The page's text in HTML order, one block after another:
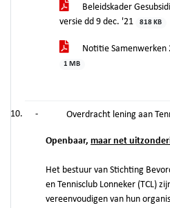
Beleidskader
versie dd 9 dec. '21
818 KB
Notitie
1 MB
- Overdracht lening aan
Openbaar, maar net
Het bestuur van Stichting
en Tennisclub Lonneker (TCL)
vereenvoudigen van hun